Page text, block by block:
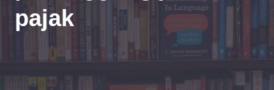
pajak